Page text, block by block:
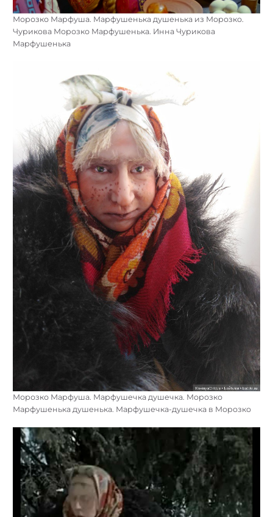
Морозко Марфуша. Марфушенька душенька из Морозко.
Чурикова Морозко Марфушенька. Инна Чурикова
Марфушенька
Морозко Марфуша. Марфушечка душечка. Морозко
Марфушенька душенька. Марфушечка-душечка в Морозко